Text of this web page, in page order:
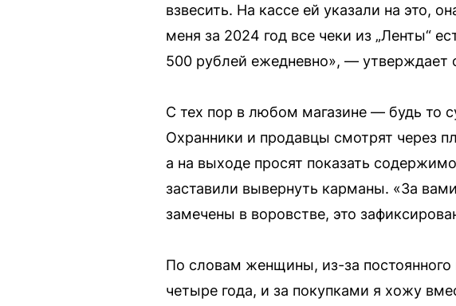
взвесить. На кассе ей указали на это,
меня за 2024 год все чеки из „Ленты“
500 рублей ежедневно», — утверждает
С тех пор в любом магазине — будь то
Охранники и продавцы смотрят через
а на выходе просят показать
заставили вывернуть карманы. «За
замечены в воровстве, это
По словам женщины, из-за
четыре года, и за покупками я хожу